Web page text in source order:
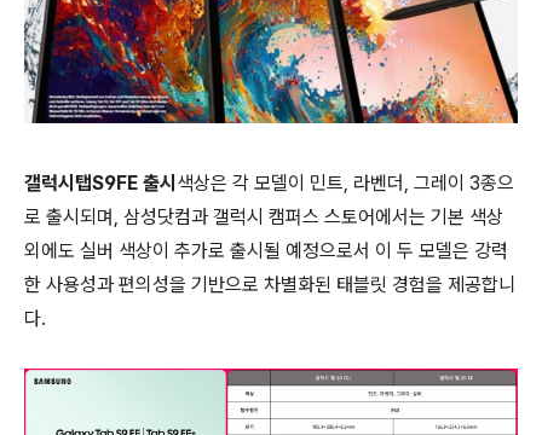
갤럭시탭S9FE 출시 색상은 각 모델이 민트, 라벤더, 그레이 3종으
로 출시되며, 삼성닷컴과 갤럭시 캠퍼스 스토어에서는 기본 색상
외에도 실버 색상이 추가로 출시될 예정으로서 이 두 모델은 강력
한 사용성과 편의성을 기반으로 차별화된 태블릿 경험을 제공합니
다.